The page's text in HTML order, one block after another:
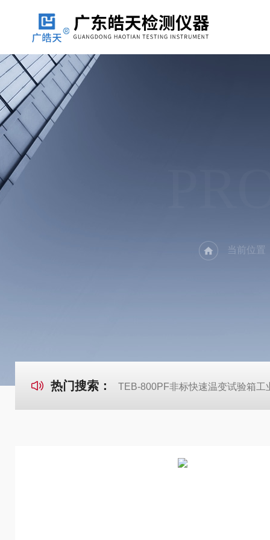
当前位置
热门搜索： TEB-800PF非标快速温变试验箱工